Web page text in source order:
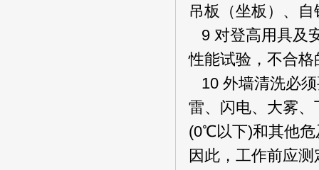
吊板（坐板）、
9 对登高用具及
性能试验，不合
10 外墙清洗必
雷、闪电、大雾
(0℃以下)和其他危
因此，工作前应